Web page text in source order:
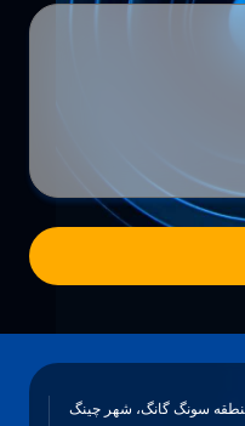
منطقه سونگ گانگ، شهر چينگ